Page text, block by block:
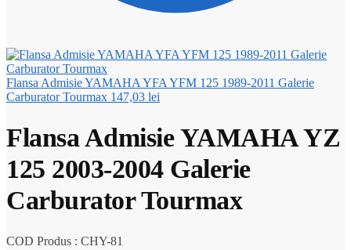
Flansa Admisie YAMAHA YFA YFM 125 1989-2011 Galerie
Carburator Tourmax 147,03 lei
Flansa Admisie YAMAHA YZ
125 2003-2004 Galerie
Carburator Tourmax
COD Produs : CHY-81